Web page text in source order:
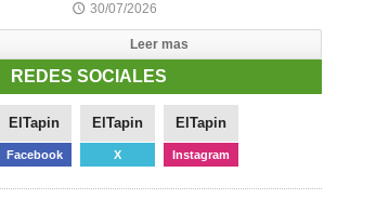
🕔 30/07/2026
Leer mas
REDES SOCIALES
ElTapin
Facebook
ElTapin
X
ElTapin
Instagram